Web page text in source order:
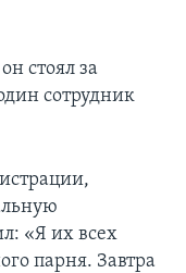
стоял за
сотрудник
«Я их всех
парня. Завтра